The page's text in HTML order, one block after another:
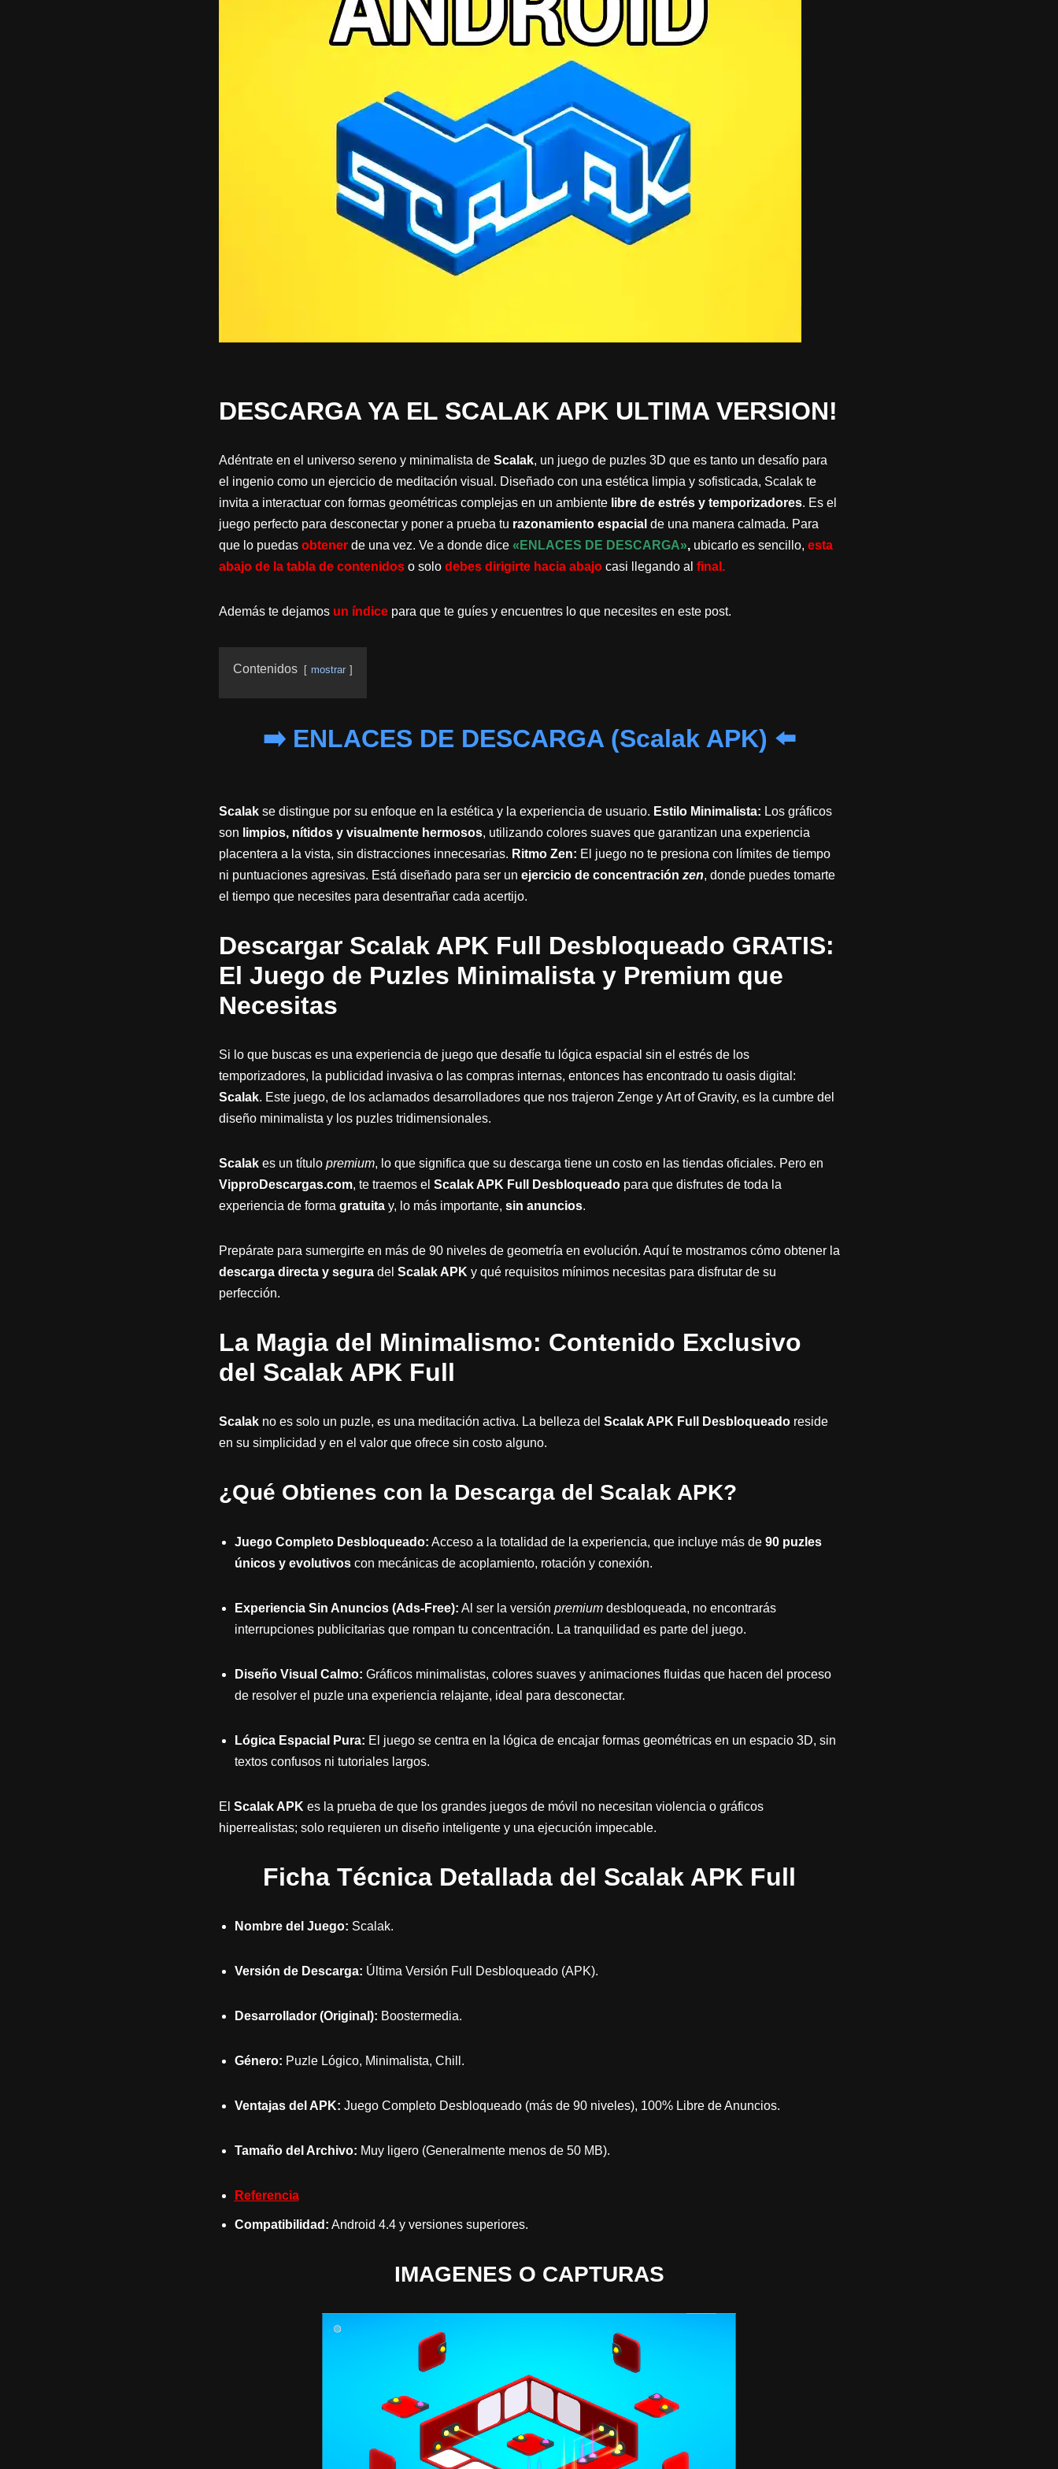
DESCARGA YA EL SCALAK APK ULTIMA VERSION!
Adéntrate en el universo sereno y minimalista de Scalak, un juego de puzles 3D que es tanto un desafío para
el ingenio como un ejercicio de meditación visual. Diseñado con una estética limpia y sofisticada, Scalak te
invita a interactuar con formas geométricas complejas en un ambiente libre de estrés y temporizadores. Es el
juego perfecto para desconectar y poner a prueba tu razonamiento espacial de una manera calmada. Para
que lo puedas obtenerde una vez. Ve a donde dice «ENLACES DE DESCARGA»,ubicarlo es sencillo, esta
abajo de la tabla de contenidoso solo debes dirigirte hacia abajocasi llegando al final.
Además te dejamos un índice para que te guíes y encuentres lo que necesites en este post.
Contenidos mostrar
➡️ ENLACES DE DESCARGA (Scalak APK) ⬅️
Scalakse distingue por su enfoque en la estética y la experiencia de usuario. Estilo Minimalista: Los gráficos
son limpios, nítidos y visualmente hermosos, utilizando colores suaves que garantizan una experiencia
placentera a la vista, sin distracciones innecesarias. Ritmo Zen: El juego no te presiona con límites de tiempo
ni puntuaciones agresivas. Está diseñado para ser un ejercicio de concentración zen, donde puedes tomarte
el tiempo que necesites para desentrañar cada acertijo.
Descargar Scalak APK Full Desbloqueado GRATIS:
El Juego de Puzles Minimalista y Premium que
Necesitas
Si lo que buscas es una experiencia de juego que desafíe tu lógica espacial sin el estrés de los
temporizadores, la publicidad invasiva o las compras internas, entonces has encontrado tu oasis digital:
Scalak. Este juego, de los aclamados desarrolladores que nos trajeron Zenge y Art of Gravity, es la cumbre del
diseño minimalista y los puzles tridimensionales.
Scalakes un título premium, lo que significa que su descarga tiene un costo en las tiendas oficiales. Pero en
VipproDescargas.com, te traemos el Scalak APK Full Desbloqueadopara que disfrutes de toda la
experiencia de forma gratuitay, lo más importante, sin anuncios.
Prepárate para sumergirte en más de 90 niveles de geometría en evolución. Aquí te mostramos cómo obtener la
descarga directa y seguradel Scalak APK y qué requisitos mínimos necesitas para disfrutar de su
perfección.
La Magia del Minimalismo: Contenido Exclusivo
del Scalak APK Full
Scalakno es solo un puzle, es una meditación activa. La belleza del Scalak APK Full Desbloqueadoreside
en su simplicidad y en el valor que ofrece sin costo alguno.
¿Qué Obtienes con la Descarga del Scalak APK?
Juego Completo Desbloqueado: Acceso a la totalidad de la experiencia, que incluye más de 90 puzles
únicos y evolutivoscon mecánicas de acoplamiento, rotación y conexión.
Experiencia Sin Anuncios (Ads-Free): Al ser la versión premiumdesbloqueada, no encontrarás
interrupciones publicitarias que rompan tu concentración. La tranquilidad es parte del juego.
Diseño Visual Calmo: Gráficos minimalistas, colores suaves y animaciones fluidas que hacen del proceso
de resolver el puzle una experiencia relajante, ideal para desconectar.
Lógica Espacial Pura: El juego se centra en la lógica de encajar formas geométricas en un espacio 3D, sin
textos confusos ni tutoriales largos.
El Scalak APK es la prueba de que los grandes juegos de móvil no necesitan violencia o gráficos
hiperrealistas; solo requieren un diseño inteligente y una ejecución impecable.
Ficha Técnica Detallada del Scalak APK Full
Nombre del Juego: Scalak.
Versión de Descarga: Última Versión Full Desbloqueado (APK).
Desarrollador (Original): Boostermedia.
Género: Puzle Lógico, Minimalista, Chill.
Ventajas del APK: Juego Completo Desbloqueado (más de 90 niveles), 100% Libre de Anuncios.
Tamaño del Archivo: Muy ligero (Generalmente menos de 50 MB).
Referencia
Compatibilidad: Android 4.4 y versiones superiores.
IMAGENES O CAPTURAS